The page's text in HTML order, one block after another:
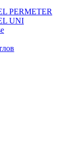
PERMETER
UNI